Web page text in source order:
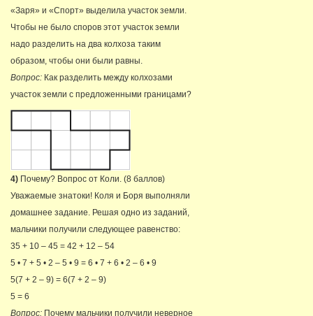
«Заря» и «Спорт» выделила участок земли.
Чтобы не было споров этот участок земли
надо разделить на два колхоза таким
образом, чтобы они были равны.
Вопрос: Как разделить между колхозами
участок земли с предложенными границами?
4) Почему? Вопрос от Коли. (8 баллов)
Уважаемые знатоки! Коля и Боря выполняли
домашнее задание. Решая одно из заданий,
мальчики получили следующее равенство:
35 + 10 – 45 = 42 + 12 – 54
5 • 7 + 5 • 2 – 5 • 9 = 6 • 7 + 6 • 2 – 6 • 9
5(7 + 2 – 9) = 6(7 + 2 – 9)
5 = 6
Вопрос: Почему мальчики получили неверное